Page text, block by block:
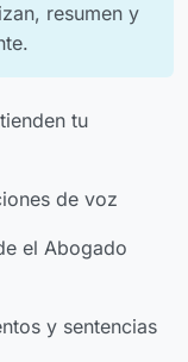
resumen y
tu
de voz
el Abogado
y sentencias